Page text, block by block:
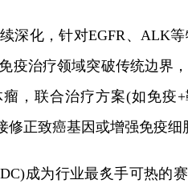
深化，针对EGFR、ALK
疫治疗领域突破传统边界
，联合治疗方案(如免疫
修正致癌基因或增强免疫
成为行业最炙手可热的